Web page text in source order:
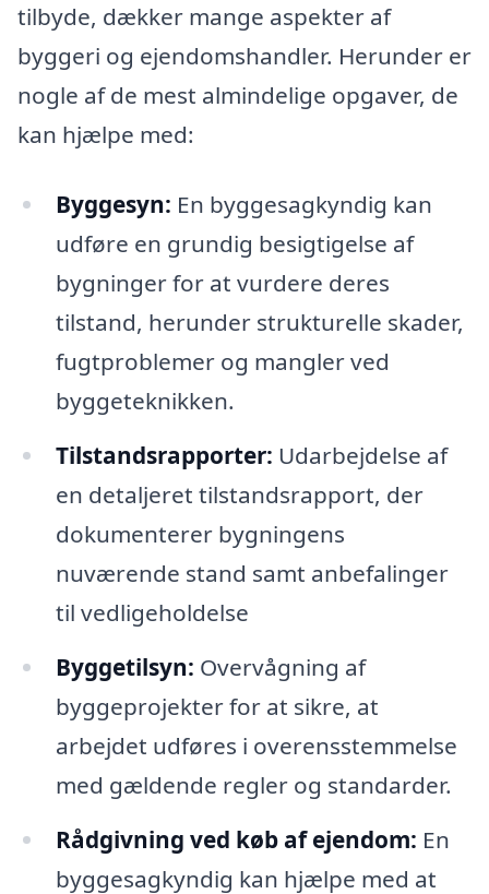
tilbyde, dækker mange aspekter af
byggeri og ejendomshandler. Herunder er
nogle af de mest almindelige opgaver, de
kan hjælpe med:
Byggesyn: En byggesagkyndig kan
udføre en grundig besigtigelse af
bygninger for at vurdere deres
tilstand, herunder strukturelle skader,
fugtproblemer og mangler ved
byggeteknikken.
Tilstandsrapporter: Udarbejdelse af
en detaljeret tilstandsrapport, der
dokumenterer bygningens
nuværende stand samt anbefalinger
til vedligeholdelse
Byggetilsyn: Overvågning af
byggeprojekter for at sikre, at
arbejdet udføres i overensstemmelse
med gældende regler og standarder.
Rådgivning ved køb af ejendom: En
byggesagkyndig kan hjælpe med at